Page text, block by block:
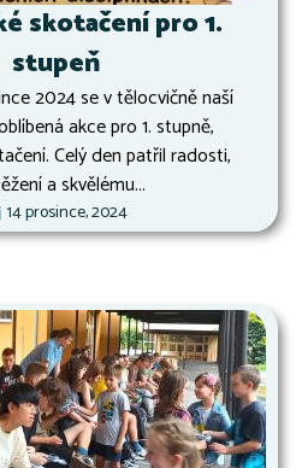
skotačení pro 1.
stupeň
2024 se v tělocvičně naší
akce pro 1. stupně,
Celý den patřil radosti,
a skvělému...
14 prosince, 2024